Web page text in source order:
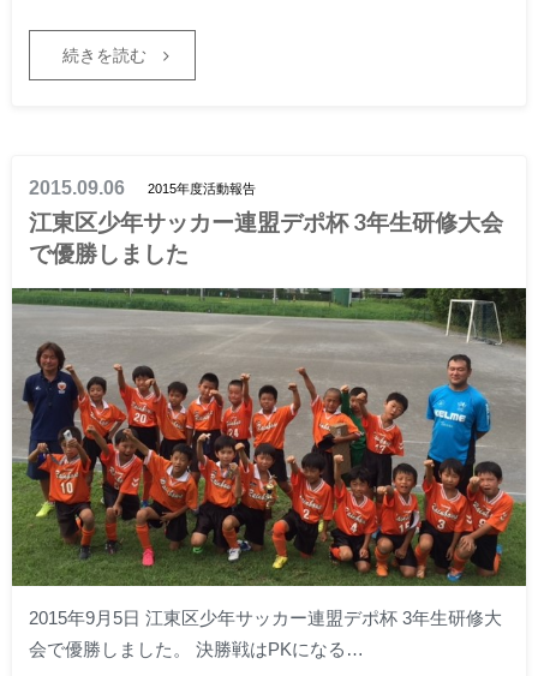
続きを読む
2015.09.06 2015年度活動報告
江東区少年サッカー連盟デポ杯 3年生研修大会
で優勝しました
2015年9月5日 江東区少年サッカー連盟デポ杯 3年生研修大
会で優勝しました。 決勝戦はPKになる…